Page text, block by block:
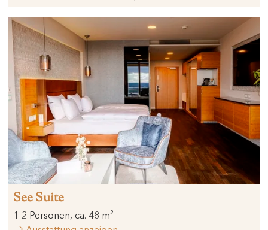
See Suite
1-2 Personen, ca. 48 m²